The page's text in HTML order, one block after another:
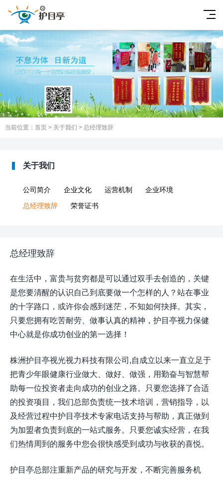
当前位置： 首页 > 关于我们 > 总经理致辞
关于我们
公司简介 企业文化 运营机制
企业环境
总经理致辞
荣誉证书
总经理致辞
在生活中，富贵与贫穷都是可以通过双手去创造的，关键
是您要清醒的认识自己到底要做一个怎样的人？站在事业
的十字路口，或许你会感到迷茫，不知如何抉择。其实，
只要您拥有吃苦耐劳、做事认真的精神，护目亭视力保健
中心就是你成功创业的第一选择！
株洲护目亭视光视力科技有限公司,自成立以来一直立足于
把青少年眼健康行业做大、做好、做强，用勤奋与智慧帮
助每一位投资者走向成功的创业之路。只要您选择了合适
的投资项目，我们总部负责统一技术培训，营销指导，以
及经营过程中护目亭技术专家电话支持与帮助，真正做到
为加盟者负责到底的一站式服务。只要您诚实经营，在我
们热情周到的服务中您会很快感受到成功与收获的喜悦。
护目亭总部注重新产品的研究与开发，不断完善服务机